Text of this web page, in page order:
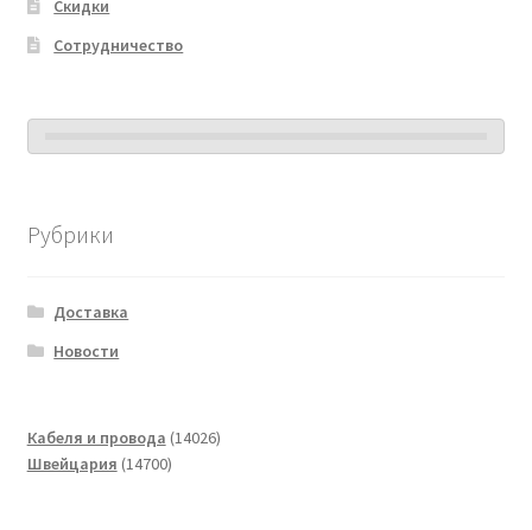
Скидки
Сотрудничество
Рубрики
Доставка
Новости
Кабеля и провода 1402614026
Швейцария 1470014700